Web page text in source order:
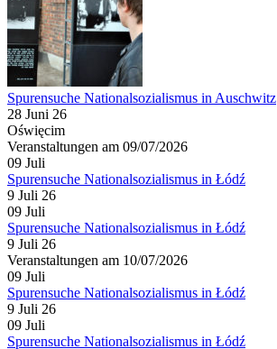
Spurensuche Nationalsozialismus in Auschwitz
28 Juni 26
Oświęcim
Veranstaltungen am 09/07/2026
09 Juli
Spurensuche Nationalsozialismus in Łódź
9 Juli 26
09 Juli
Spurensuche Nationalsozialismus in Łódź
9 Juli 26
Veranstaltungen am 10/07/2026
09 Juli
Spurensuche Nationalsozialismus in Łódź
9 Juli 26
09 Juli
Spurensuche Nationalsozialismus in Łódź